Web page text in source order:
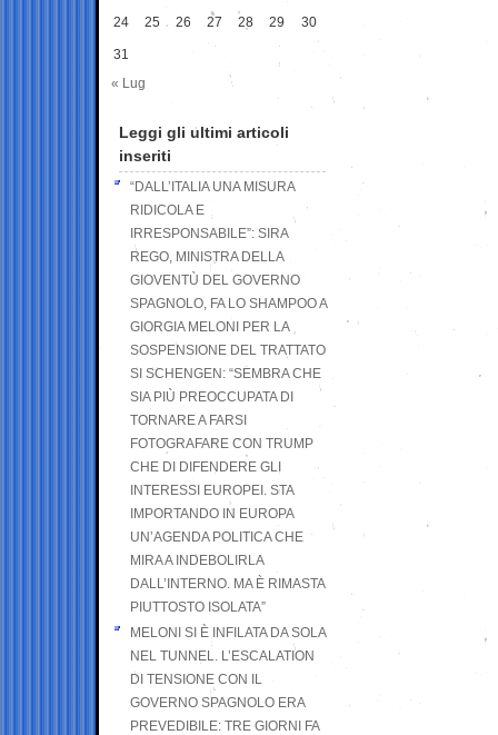
24 25 26 27 28 29 30
31
« Lug
Leggi gli ultimi articoli
inseriti
“DALL’ITALIA UNA MISURA
RIDICOLA E
IRRESPONSABILE”: SIRA
REGO, MINISTRA DELLA
GIOVENTÙ DEL GOVERNO
SPAGNOLO, FA LO SHAMPOO A
GIORGIA MELONI PER LA
SOSPENSIONE DEL TRATTATO
SI SCHENGEN: “SEMBRA CHE
SIA PIÙ PREOCCUPATA DI
TORNARE A FARSI
FOTOGRAFARE CON TRUMP
CHE DI DIFENDERE GLI
INTERESSI EUROPEI. STA
IMPORTANDO IN EUROPA
UN’AGENDA POLITICA CHE
MIRA A INDEBOLIRLA
DALL’INTERNO. MA È RIMASTA
PIUTTOSTO ISOLATA”
MELONI SI È INFILATA DA SOLA
NEL TUNNEL. L’ESCALATION
DI TENSIONE CON IL
GOVERNO SPAGNOLO ERA
PREVEDIBILE: TRE GIORNI FA